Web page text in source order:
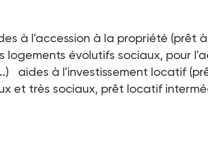
à l'accession à la propriété (prêt
logements évolutifs sociaux, pour
aides à l'investissement locatif
et très sociaux, prêt locatif